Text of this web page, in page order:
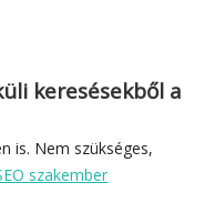
keresésekből a
is. Nem szükséges,
szakember